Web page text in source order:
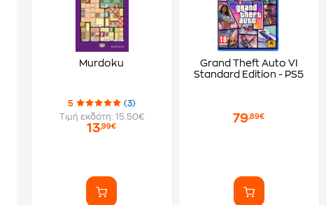
Murdoku
5
(3)
Τιμή εκδότη: 15.50€
13,99€
Grand Theft Auto VI
Standard Edition - PS5
79,89€